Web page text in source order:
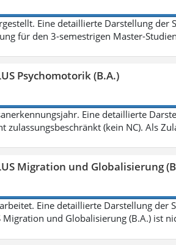
Eine detaillierte Darstellung der
für den 3-semestrigen Master-
Psychomotorik (B.A.)
Eine detaillierte
zulassungsbeschränkt (kein NC). Als
Migration und Globalisierung
Eine detaillierte Darstellung der
Migration und Globalisierung (B.A.) ist